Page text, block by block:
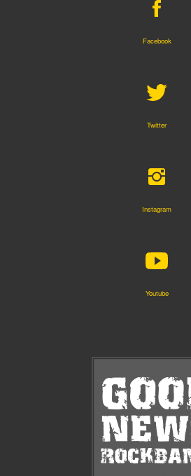
Facebook
Twitter
Instagram
Youtube